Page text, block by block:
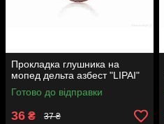
Прокладка глушника на
мопед дельта азбест "LIPAI"
Готово до відправки
36 ₴ 37 ₴